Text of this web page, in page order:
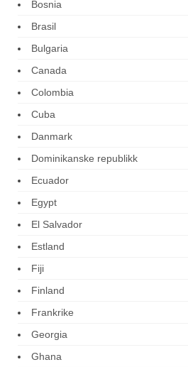
Bosnia
Brasil
Bulgaria
Canada
Colombia
Cuba
Danmark
Dominikanske republikk
Ecuador
Egypt
El Salvador
Estland
Fiji
Finland
Frankrike
Georgia
Ghana